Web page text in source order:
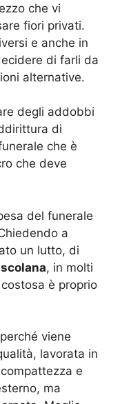
che vi
fiori privati.
e anche in
di farli da
alternative.
degli addobbi
di
che è
che deve
del funerale
a
un lutto, di
, in molti
è proprio
viene
lavorata in
e
ma